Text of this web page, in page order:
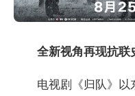
全新视角再现抗联
电视剧《归队》以